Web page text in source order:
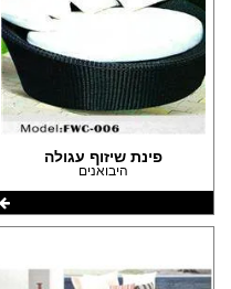
פינת שיזוף עגולה
היבואנים